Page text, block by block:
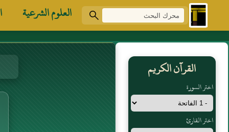
العلوم الشرعية
القرآن الكريم
اختر السورة
اختر القارئ